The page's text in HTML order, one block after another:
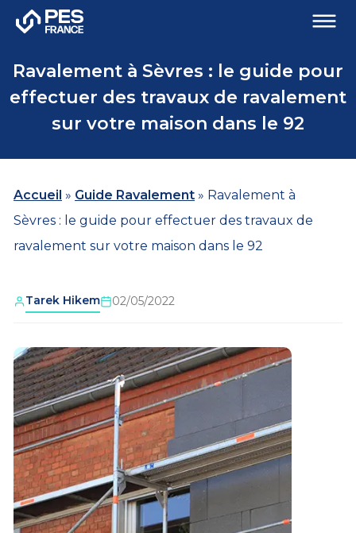
Ravalement à Sèvres : le guide pour
effectuer des travaux de ravalement
sur votre maison dans le 92
Accueil » Guide Ravalement » Ravalement à
Sèvres : le guide pour effectuer des travaux de
ravalement sur votre maison dans le 92
Tarek Hikem 02/05/2022